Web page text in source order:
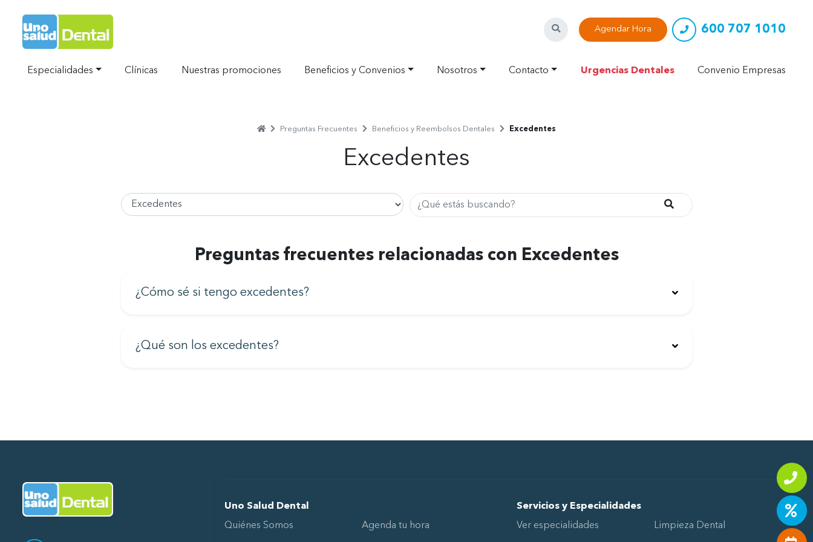
Buscar Agendar Hora 600 707 1010
Especialidades Clínicas Nuestras promociones Beneficios y Convenios Nosotros Contacto Urgencias Dentales Convenio Empresas
HomePreguntas Frecuentes
Beneficios y Reembolsos Dentales
Excedentes
Excedentes
Buscar Buscar
Preguntas frecuentes relacionadas con Excedentes
¿Cómo sé si tengo excedentes?
¿Qué son los excedentes?
Uno Salud Dental
Quiénes Somos
Agenda tu hora
Servicios y Especialidades
Ver especialidades
Limpieza Dental